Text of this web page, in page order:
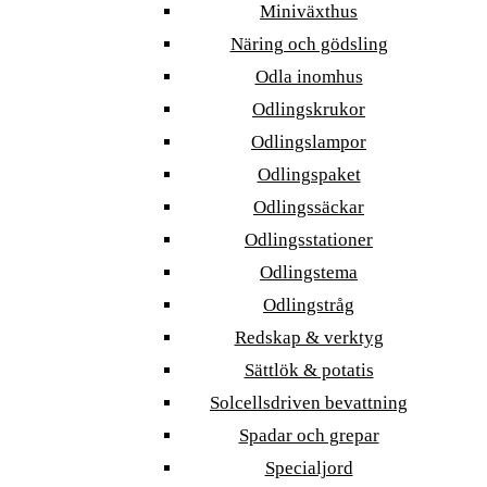
Miniväxthus
Näring och gödsling
Odla inomhus
Odlingskrukor
Odlingslampor
Odlingspaket
Odlingssäckar
Odlingsstationer
Odlingstema
Odlingstråg
Redskap & verktyg
Sättlök & potatis
Solcellsdriven bevattning
Spadar och grepar
Specialjord